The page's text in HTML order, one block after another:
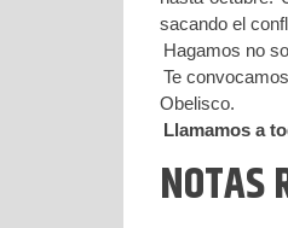
sacando el
Hagamos no
Te
Obelisco.
Llamamos a
NOTAS